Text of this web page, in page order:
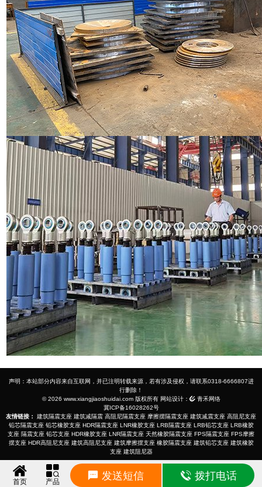
首页 产品 发送短信 拨打电话
声明：本站部分内容来自互联网，并已注明转载来源，若有涉及侵权，请联系0318-6666807进
行删除！
© 2026 www.xiangjiaoshuidai.com 版权所有 网站设计：
青禾网络
冀ICP备16028262号
友情链接：
建筑隔震支座 建筑减隔震 高阻尼隔震支座 摩擦摆隔震支座 建筑减震支座 高阻尼支座
铅芯隔震支座 铅芯橡胶支座 HDR隔震支座 LNR橡胶支座 LRB隔震支座 LRB铅芯支座 LRB橡胶
支座 隔震支座 铅芯支座 HDR橡胶支座 LNR隔震支座 天然橡胶隔震支座 FPS隔震支座 FPS摩擦
摆支座 HDR高阻尼支座 建筑高阻尼支座 建筑摩擦摆支座 橡胶隔震支座 建筑铅芯支座 建筑橡胶
支座 建筑阻尼器